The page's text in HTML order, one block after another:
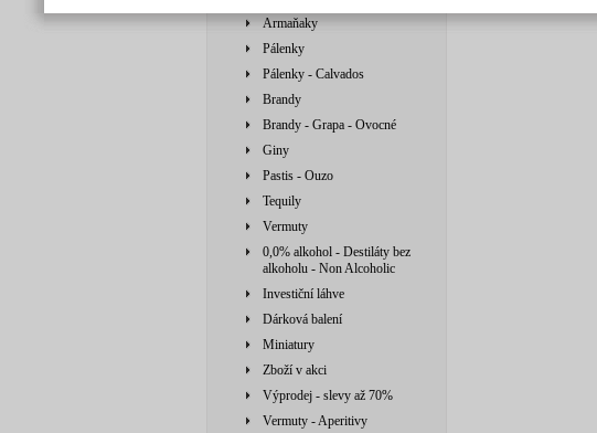
Armaňaky
Pálenky
Pálenky - Calvados
Brandy
Brandy - Grapa - Ovocné
Giny
Pastis - Ouzo
Tequily
Vermuty
0,0% alkohol - Destiláty bez
alkoholu - Non Alcoholic
Investiční láhve
Dárková balení
Miniatury
Zboží v akci
Výprodej - slevy až 70%
Vermuty - Aperitivy